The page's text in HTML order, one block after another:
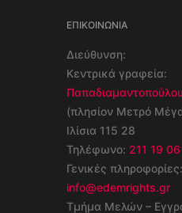
ΕΠΙΚΟΙΝΩΝΊΑ
Διεύθυνση:
Κεντρικά γραφεία:
(πλησίον Μετρό
Ιλίσια 115 28
Τηλέφωνο: 211 19
Γενικές πληροφορίες:
info@edemrights.gr
Τμήμα Μελών –